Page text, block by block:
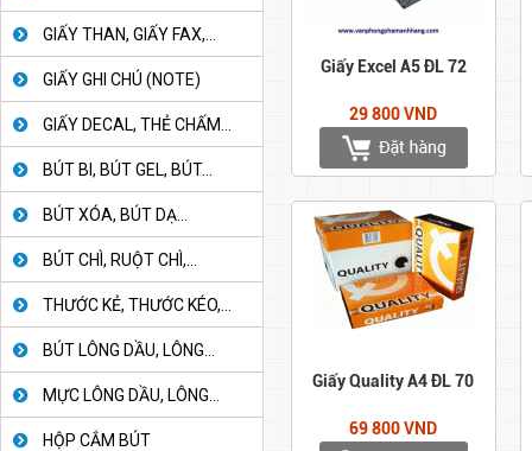
GIẤY THAN, GIẤY FAX,...
GIẤY GHI CHÚ (NOTE)
GIẤY DECAL, THẺ CHẤM...
BÚT BI, BÚT GEL, BÚT...
BÚT XÓA, BÚT DẠ...
BÚT CHÌ, RUỘT CHÌ,...
THƯỚC KẺ, THƯỚC KÉO,...
BÚT LÔNG DẦU, LÔNG...
MỰC LÔNG DẦU, LÔNG...
HỘP CẮM BÚT
Giấy Excel A5 ĐL 72
29 800 VND
Giấy Quality A4 ĐL 70
69 800 VND